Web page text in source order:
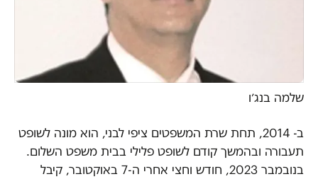
שלמה בנג׳ו
ב- 2014, תחת שרת המשפטים ציפי לבני, הוא מונה לשופט
תעבורה ובהמשך קודם לשופט פלילי בבית משפט השלום.
בנובמבר 2023, חודש וחצי אחרי ה-7 באוקטובר, קיבל